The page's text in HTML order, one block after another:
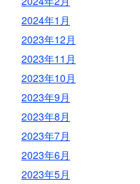
2024年1月
2023年12月
2023年11月
2023年10月
2023年9月
2023年8月
2023年7月
2023年6月
2023年5月